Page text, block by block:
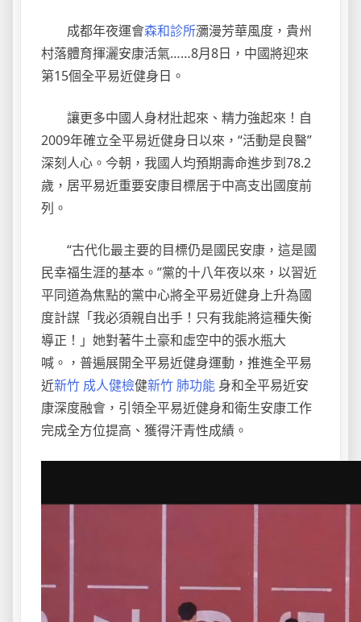
成都年夜運會森和診所瀰漫芳華風度，貴州
村落體育揮灑安康活氣……8月8日，中國將迎來
第15個全平易近健身日。
讓更多中國人身材壯起來、精力強起來！自
2009年確立全平易近健身日以來，“活動是良醫”
深刻人心。今朝，我國人均預期壽命進步到78.2
歲，居平易近重要安康目標居于中高支出國度前
列。
“古代化最主要的目標仍是國民安康，這是國
民幸福生涯的基本。”黨的十八年夜以來，以習近
平同道為焦點的黨中心將全平易近健身上升為國
度計謀「我必須親自出手！只有我能將這種失衡
導正！」她對著牛土豪和虛空中的張水瓶大
喊。，普遍展開全平易近健身運動，推進全平易
近新竹 成人健檢健新竹 肺功能 身和全平易近安
康深度融會，引領全平易近健身和衛生安康工作
完成全方位提高、獲得汗青性成績。